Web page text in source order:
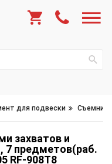
для подвески
захватов и
7 предметов(раб.
RF-908T8